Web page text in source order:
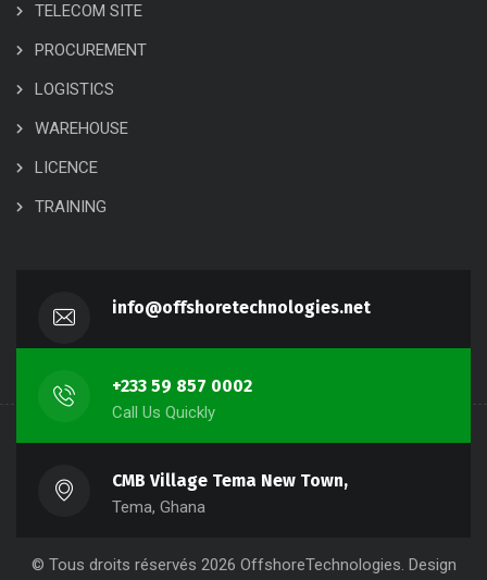
TELECOM SITE
PROCUREMENT
LOGISTICS
WAREHOUSE
LICENCE
TRAINING
info@offshoretechnologies.net
+233 59 857 0002
Call Us Quickly
CMB Village Tema New Town,
Tema, Ghana
© Tous droits réservés 2026 OffshoreTechnologies. Design